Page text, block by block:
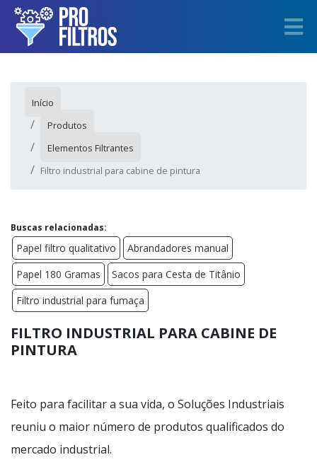
Início
Produtos
Elementos Filtrantes
Filtro industrial para cabine de pintura
Buscas relacionadas:
Papel filtro qualitativo
Abrandadores manual
Papel 180 Gramas
Sacos para Cesta de Titânio
Filtro industrial para fumaça
FILTRO INDUSTRIAL PARA CABINE DE
PINTURA
Feito para facilitar a sua vida, o Soluções Industriais
reuniu o maior número de produtos qualificados do
mercado industrial.